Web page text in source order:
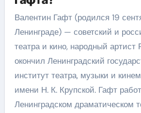
Валентин Гафт (родился 19
Ленинграде) — советский и
театра и кино, народный
окончил Ленинградский
институт театра, музыки и
имени Н. К. Крупской. Гафт
Ленинградском драматическом